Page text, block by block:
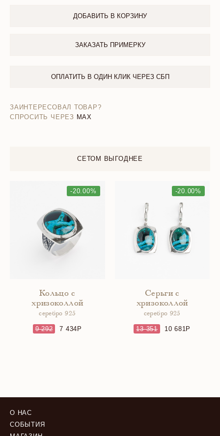
ДОБАВИТЬ В КОРЗИНУ
ЗАКАЗАТЬ ПРИМЕРКУ
ОПЛАТИТЬ В ОДИН КЛИК ЧЕРЕЗ СБП
ЗАИНТЕРЕСОВАЛ ТОВАР?
СПРОСИТЬ ЧЕРЕЗ MAX
СЕТОМ ВЫГОДНЕЕ
-20.00%
Кольцо с
хризоколлой
серебро 925
9 292 7 434
-20.00%
Серьги с
хризоколлой
серебро 925
13 351 10 681
О НАС
СОБЫТИЯ